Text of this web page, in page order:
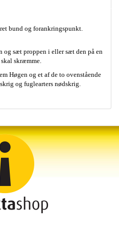
bund og forankringspunkt.
og sæt proppen i eller sæt den på en
skræmme.
Høgen og et af de to ovenstående
og fuglearters nødskrig.